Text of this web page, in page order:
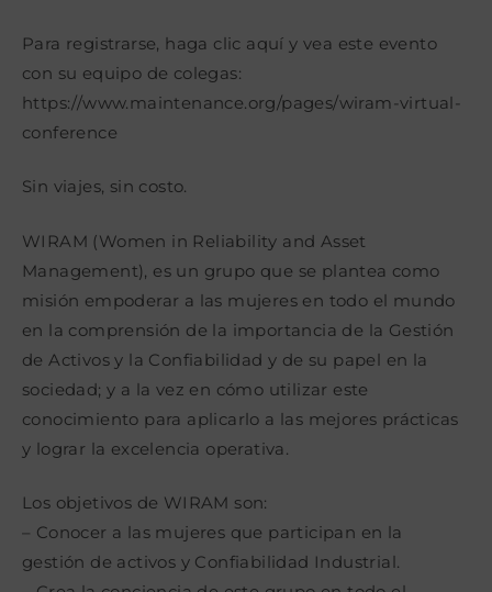
Para registrarse, haga clic aquí y vea este evento
con su equipo de colegas:
https://www.maintenance.org/pages/wiram-virtual-
conference
Sin viajes, sin costo.
WIRAM (Women in Reliability and Asset
Management), es un grupo que se plantea como
misión empoderar a las mujeres en todo el mundo
en la comprensión de la importancia de la Gestión
de Activos y la Confiabilidad y de su papel en la
sociedad; y a la vez en cómo utilizar este
conocimiento para aplicarlo a las mejores prácticas
y lograr la excelencia operativa.
Los objetivos de WIRAM son:
– Conocer a las mujeres que participan en la
gestión de activos y Confiabilidad Industrial.